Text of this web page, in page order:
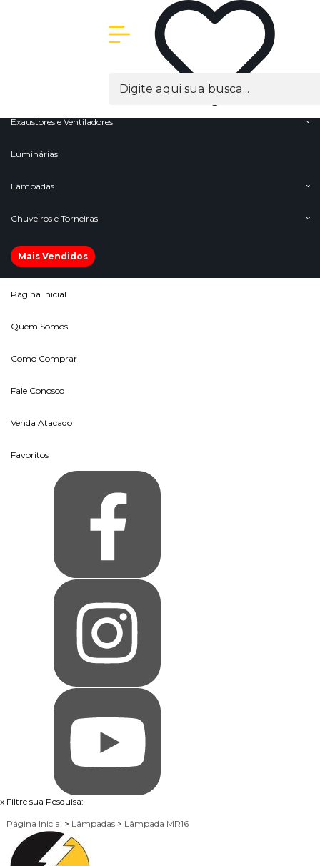
Exaustores e Ventiladores
Luminárias
Lâmpadas
Chuveiros e Torneiras
Mais Vendidos
Página Inicial
Quem Somos
Como Comprar
Fale Conosco
Venda Atacado
Favoritos
x Filtre sua Pesquisa:
Página Inicial > Lâmpadas > Lâmpada MR16